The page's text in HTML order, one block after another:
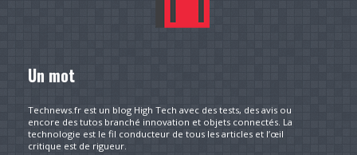
Un mot
Technews.fr est un blog High Tech avec des tests, des avis ou
encore des tutos branché innovation et objets connectés. La
technologie est le fil conducteur de tous les articles et l’œil
critique est de rigueur.